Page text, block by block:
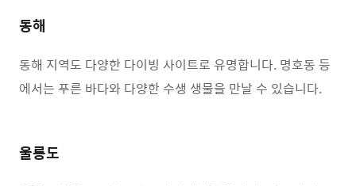
동해
동해 지역도 다양한 다이빙 사이트로 유명합니다. 명호동 등
에서는 푸른 바다와 다양한 수생 생물을 만날 수 있습니다.
울릉도